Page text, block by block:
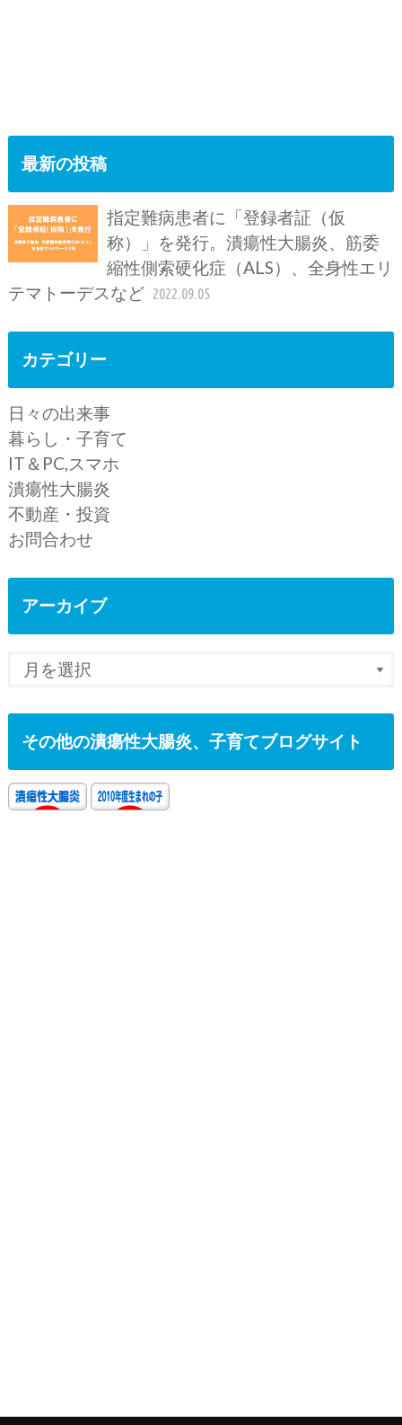
最新の投稿
指定難病患者に「登録者証（仮
称）」を発行。潰瘍性大腸炎、筋委
縮性側索硬化症（ALS）、全身性エリ
テマトーデスなど 2022.09.05
カテゴリー
日々の出来事
暮らし・子育て
IT＆PC,スマホ
潰瘍性大腸炎
不動産・投資
お問合わせ
アーカイブ
その他の潰瘍性大腸炎、子育てブログサイト